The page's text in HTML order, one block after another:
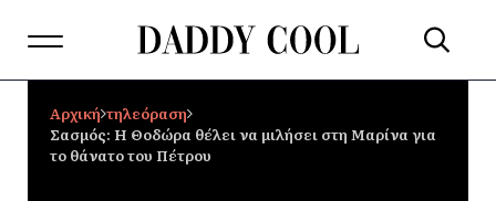
Αρχική τηλεόραση
Σασμός: Η Θοδώρα θέλει να μιλήσει στη Μαρίνα για
το θάνατο του Πέτρου